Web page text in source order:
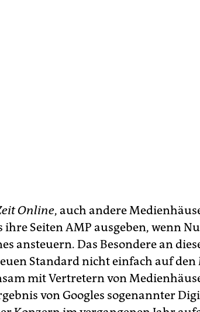
Online, auch andere
ihre Seiten AMP ausgeben, wenn
ansteuern. Das Besondere an
Standard nicht einfach auf
mit Vertretern von
von Googles sogenannter